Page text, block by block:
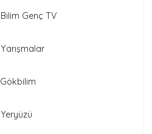
Bilim Genç TV
Yarışmalar
Gökbilim
Yeryüzü